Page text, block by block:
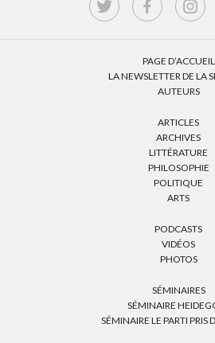
PAGE D’ACCUEIL
LA NEWSLETTER DE LA
AUTEURS
ARTICLES
ARCHIVES
LITTÉRATURE
PHILOSOPHIE
POLITIQUE
ARTS
PODCASTS
VIDÉOS
PHOTOS
SÉMINAIRES
SÉMINAIRE
SÉMINAIRE LE PARTI PRIS